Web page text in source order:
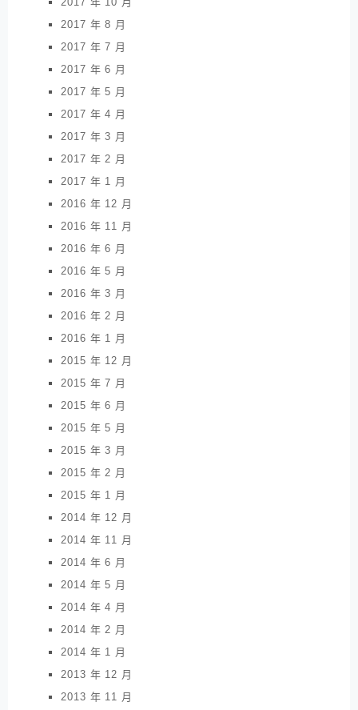
2017 年 8 月
2017 年 7 月
2017 年 6 月
2017 年 5 月
2017 年 4 月
2017 年 3 月
2017 年 2 月
2017 年 1 月
2016 年 12 月
2016 年 11 月
2016 年 6 月
2016 年 5 月
2016 年 3 月
2016 年 2 月
2016 年 1 月
2015 年 12 月
2015 年 7 月
2015 年 6 月
2015 年 5 月
2015 年 3 月
2015 年 2 月
2015 年 1 月
2014 年 12 月
2014 年 11 月
2014 年 6 月
2014 年 5 月
2014 年 4 月
2014 年 2 月
2014 年 1 月
2013 年 12 月
2013 年 11 月